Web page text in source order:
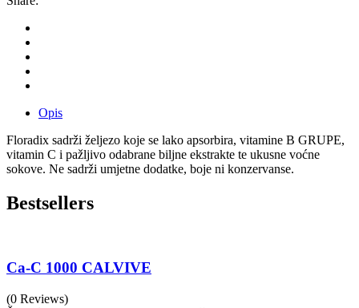
Opis
Floradix sadrži željezo koje se lako apsorbira, vitamine B GRUPE,
vitamin C i pažljivo odabrane biljne ekstrakte te ukusne voćne
sokove. Ne sadrži umjetne dodatke, boje ni konzervanse.
Bestsellers
Ca-C 1000 CALVIVE
(0 Reviews)